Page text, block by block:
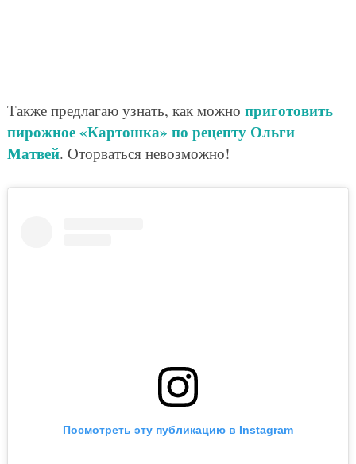
Также предлагаю узнать, как можно приготовить
пирожное «Картошка» по рецепту Ольги
Матвей. Оторваться невозможно!
Посмотреть эту публикацию в Instagram